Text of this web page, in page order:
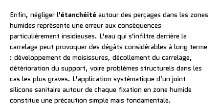
Enfin, négliger l’étanchéité autour des perçages dans les zones
humides représente une erreur aux conséquences
particulièrement insidieuses. L’eau qui s’infiltre derrière le
carrelage peut provoquer des dégâts considérables à long terme
: développement de moisissures, décollement du carrelage,
détérioration du support, voire problèmes structurels dans les
cas les plus graves. L’application systématique d’un joint
silicone sanitaire autour de chaque fixation en zone humide
constitue une précaution simple mais fondamentale.